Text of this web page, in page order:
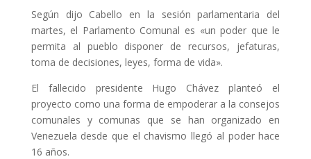
Según dijo Cabello en la sesión parlamentaria del
martes, el Parlamento Comunal es «un poder que le
permita al pueblo disponer de recursos, jefaturas,
toma de decisiones, leyes, forma de vida».
El fallecido presidente Hugo Chávez planteó el
proyecto como una forma de empoderar a la consejos
comunales y comunas que se han organizado en
Venezuela desde que el chavismo llegó al poder hace
16 años.